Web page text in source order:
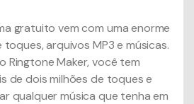
gratuito vem com uma enorme
arquivos MP3 e músicas.
Ringtone Maker, você tem
de dois milhões de toques e
qualquer música que tenha em